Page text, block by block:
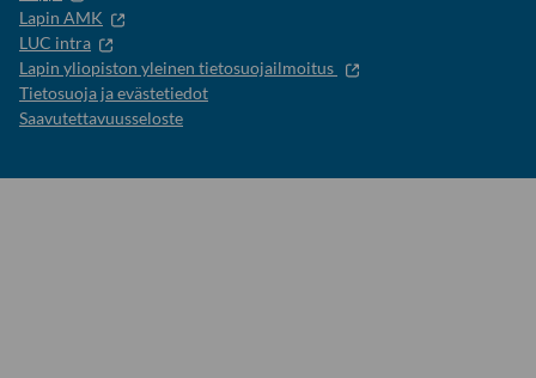
Lapin AMK
LUC intra
Lapin yliopiston yleinen tietosuojailmoitus
Tietosuoja ja evästetiedot
Saavutettavuusseloste